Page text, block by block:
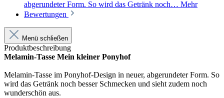
abgerundeter Form. So wird das Getränk noch… Mehr
Bewertungen
Menü schließen
Produktbeschreibung
Melamin-Tasse Mein kleiner Ponyhof
Melamin-Tasse im Ponyhof-Design in neuer, abgerundeter Form. So
wird das Getränk noch besser Schmecken und sieht zudem noch
wunderschön aus.